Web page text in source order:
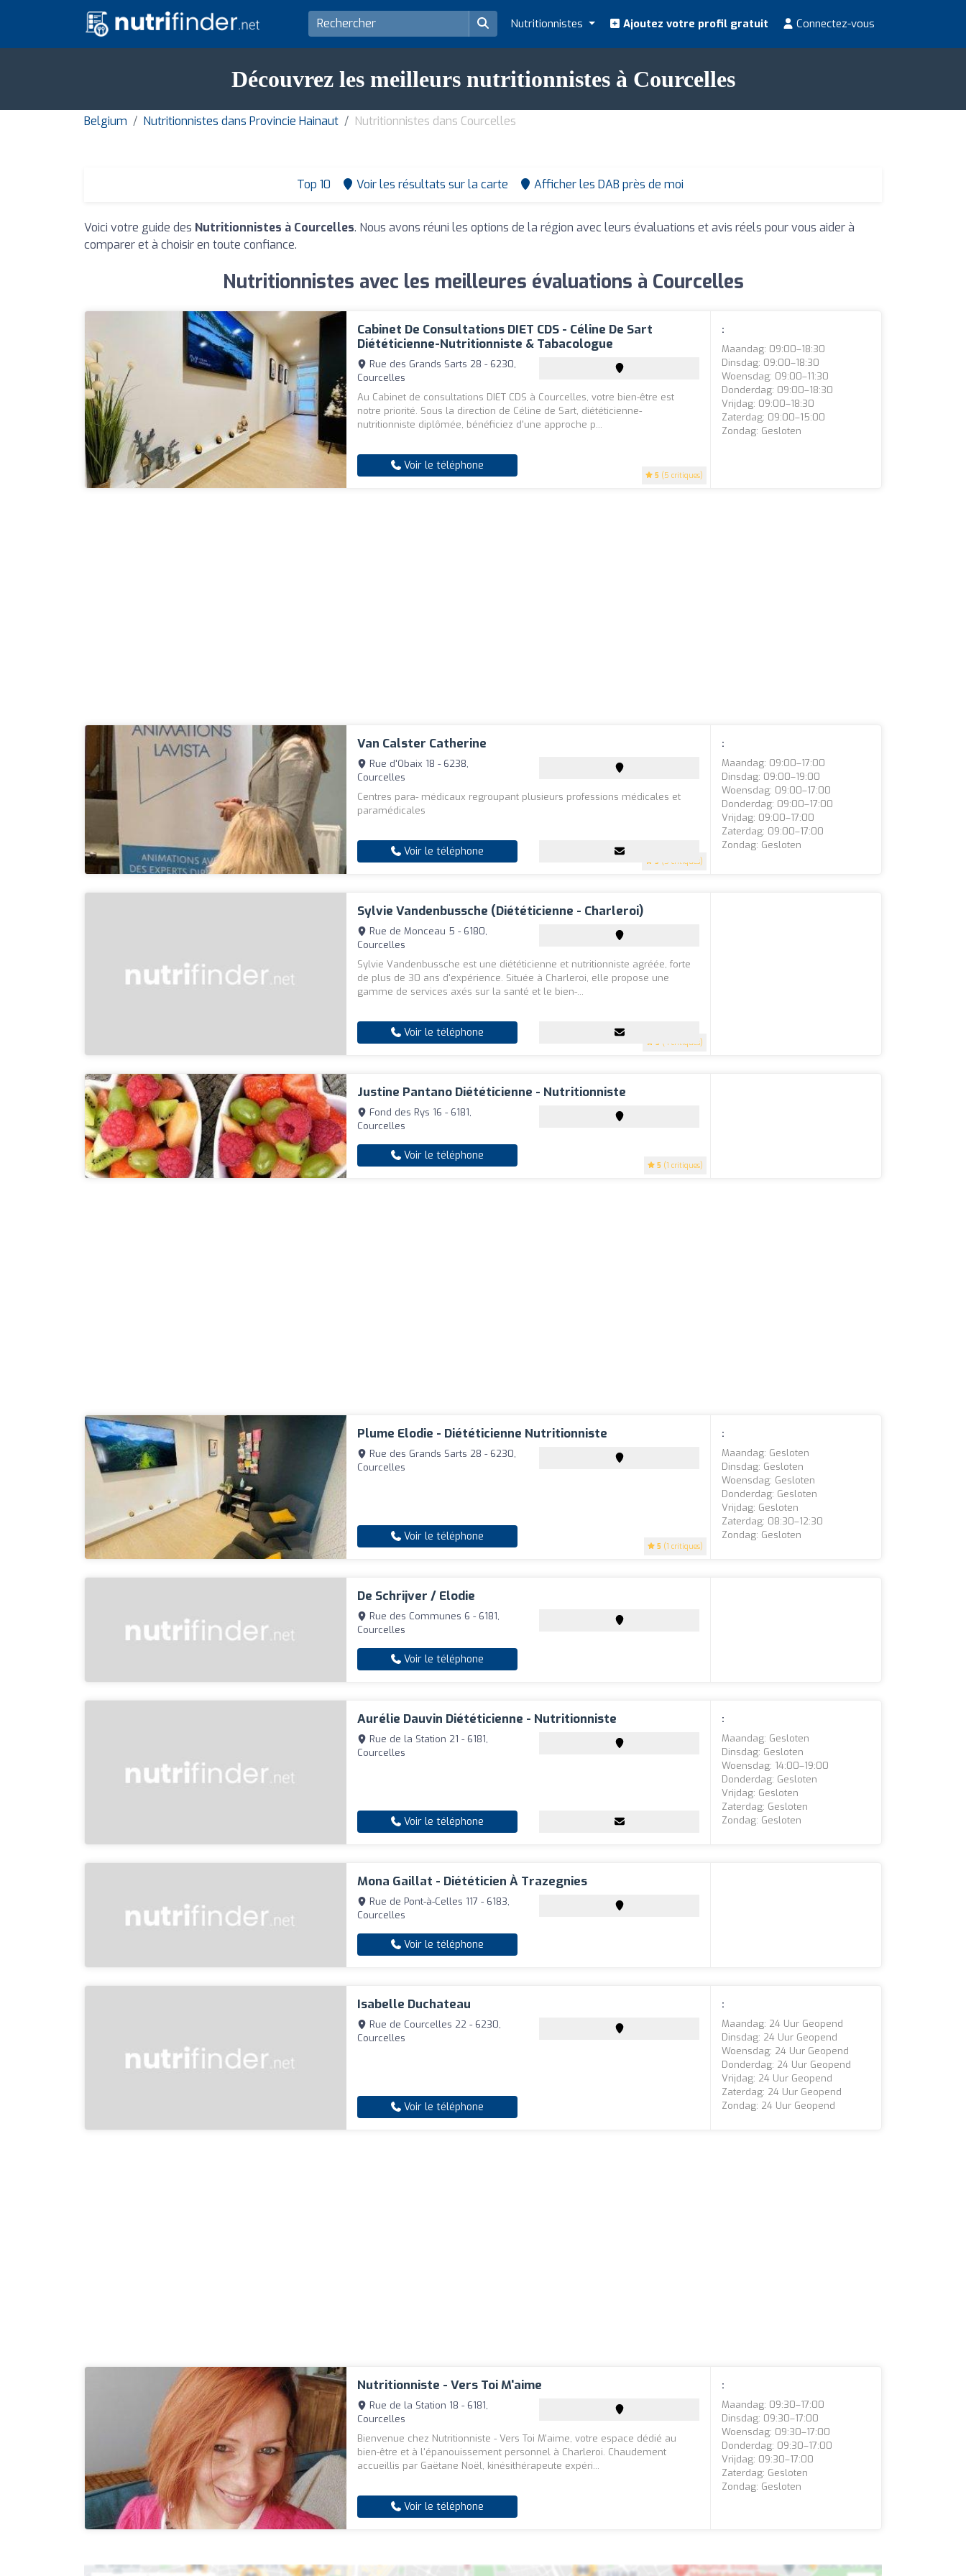
Nutritionnistes Ajoutez votre profil gratuit Connectez-vous
Découvrez les meilleurs nutritionnistes à Courcelles
Belgium Nutritionnistes dans Provincie Hainaut Nutritionnistes dans Courcelles
Top 10 Voir les résultats sur la carte Afficher les DAB près de moi
Voici votre guide des Nutritionnistes à Courcelles. Nous avons réuni les options de la région avec leurs évaluations et avis réels pour vous aider à
comparer et à choisir en toute confiance.
Nutritionnistes avec les meilleures évaluations à Courcelles
Cabinet De Consultations DIET CDS - Céline De Sart
Diététicienne-Nutritionniste & Tabacologue
5 (5 critiques)
Rue des Grands Sarts 28 - 6230,
Courcelles
Au Cabinet de consultations DIET CDS à Courcelles, votre bien-être est
notre priorité. Sous la direction de Céline de Sart, diététicienne-
nutritionniste diplômée, bénéficiez d'une approche p...
Voir le téléphone
:
Maandag: 09:00–18:30
Dinsdag: 09:00–18:30
Woensdag: 09:00–11:30
Donderdag: 09:00–18:30
Vrijdag: 09:00–18:30
Zaterdag: 09:00–15:00
Zondag: Gesloten
Van Calster Catherine
5 (5 critiques)
Rue d'Obaix 18 - 6238,
Courcelles
Centres para- médicaux regroupant plusieurs professions médicales et
paramédicales
Voir le téléphone
:
Maandag: 09:00–17:00
Dinsdag: 09:00–19:00
Woensdag: 09:00–17:00
Donderdag: 09:00–17:00
Vrijdag: 09:00–17:00
Zaterdag: 09:00–17:00
Zondag: Gesloten
Sylvie Vandenbussche (Diététicienne - Charleroi)
5 (4 critiques)
Rue de Monceau 5 - 6180,
Courcelles
Sylvie Vandenbussche est une diététicienne et nutritionniste agréée, forte
de plus de 30 ans d'expérience. Située à Charleroi, elle propose une
gamme de services axés sur la santé et le bien-...
Voir le téléphone
Justine Pantano Diététicienne - Nutritionniste
5 (1 critiques)
Fond des Rys 16 - 6181,
Courcelles
Voir le téléphone
Plume Elodie - Diététicienne Nutritionniste
5 (1 critiques)
Rue des Grands Sarts 28 - 6230,
Courcelles
Voir le téléphone
:
Maandag: Gesloten
Dinsdag: Gesloten
Woensdag: Gesloten
Donderdag: Gesloten
Vrijdag: Gesloten
Zaterdag: 08:30–12:30
Zondag: Gesloten
De Schrijver / Elodie
Rue des Communes 6 - 6181,
Courcelles
Voir le téléphone
Aurélie Dauvin Diététicienne - Nutritionniste
Rue de la Station 21 - 6181,
Courcelles
Voir le téléphone
:
Maandag: Gesloten
Dinsdag: Gesloten
Woensdag: 14:00–19:00
Donderdag: Gesloten
Vrijdag: Gesloten
Zaterdag: Gesloten
Zondag: Gesloten
Mona Gaillat - Diététicien À Trazegnies
Rue de Pont-à-Celles 117 - 6183,
Courcelles
Voir le téléphone
Isabelle Duchateau
Rue de Courcelles 22 - 6230,
Courcelles
Voir le téléphone
:
Maandag: 24 Uur Geopend
Dinsdag: 24 Uur Geopend
Woensdag: 24 Uur Geopend
Donderdag: 24 Uur Geopend
Vrijdag: 24 Uur Geopend
Zaterdag: 24 Uur Geopend
Zondag: 24 Uur Geopend
Nutritionniste - Vers Toi M'aime
Rue de la Station 18 - 6181,
Courcelles
Bienvenue chez Nutritionniste - Vers Toi M'aime, votre espace dédié au
bien-être et à l'épanouissement personnel à Charleroi. Chaudement
accueillis par Gaëtane Noël, kinésithérapeute expéri...
Voir le téléphone
:
Maandag: 09:30–17:00
Dinsdag: 09:30–17:00
Woensdag: 09:30–17:00
Donderdag: 09:30–17:00
Vrijdag: 09:30–17:00
Zaterdag: Gesloten
Zondag: Gesloten